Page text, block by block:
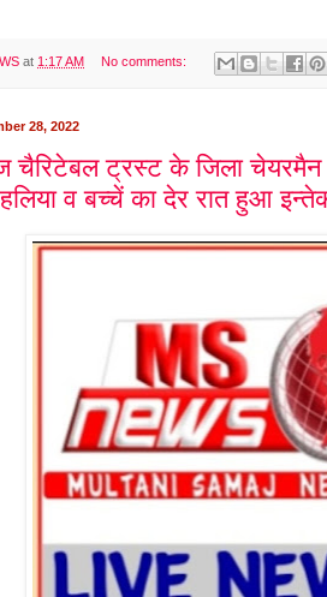
at 1:17 AM No comments:
28, 2022
चैरिटेबल ट्रस्ट के जिला चेयरमैन
व बच्चें का देर रात हुआ